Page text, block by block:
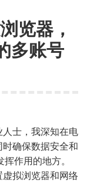
览器，
多账号
士，我深知在电
确保数据安全和
挥作用的地方。
拟浏览器和网络